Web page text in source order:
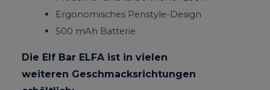
Ergonomisches Penstyle-Design
500 mAh Batterie
Die Elf Bar ELFA ist in vielen
weiteren Geschmacksrichtungen